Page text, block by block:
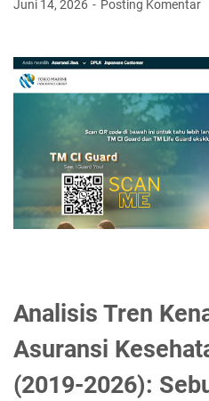
Juni 14, 2026 Posting Komentar
Analisis Tren
Asuransi
(2019-2026):